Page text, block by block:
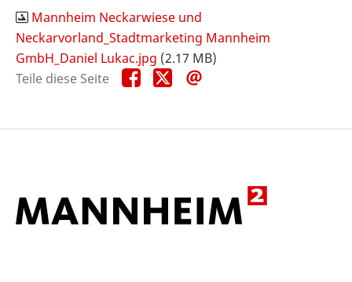
Mannheim Neckarwiese und
Neckarvorland_Stadtmarketing Mannheim
GmbH_Daniel Lukac.jpg (2.17 MB)
Teile diese Seite
Teile
diese
Teile
diese